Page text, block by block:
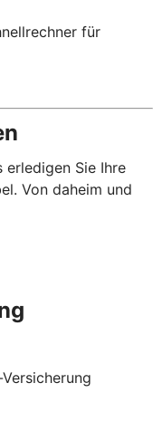
für
erledigen Sie Ihre
Von daheim und